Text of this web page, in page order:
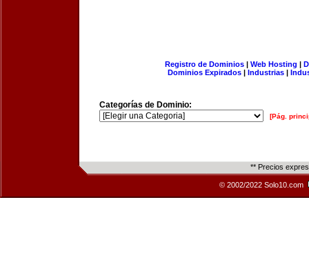
Registro de Dominios| Web Hosting |
Dominios Expirados | Industrias |
Categorías de Dominio:
[Pág.
** Precios
© 2002/2022 Solo10.com